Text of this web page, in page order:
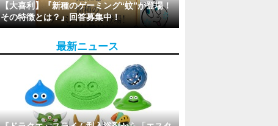
【大喜利】『新種のゲーミング“蚊”が登場！
その特徴とは？』回答募集中！
最新ニュース